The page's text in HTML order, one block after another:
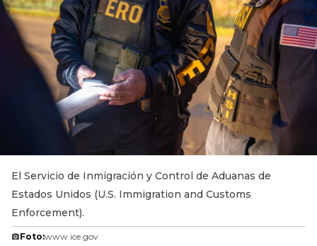
El Servicio de Inmigración y Control de Aduanas de
Estados Unidos (U.S. Immigration and Customs
Enforcement).
Foto:www.ice.gov